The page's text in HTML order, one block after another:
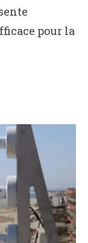
pour la